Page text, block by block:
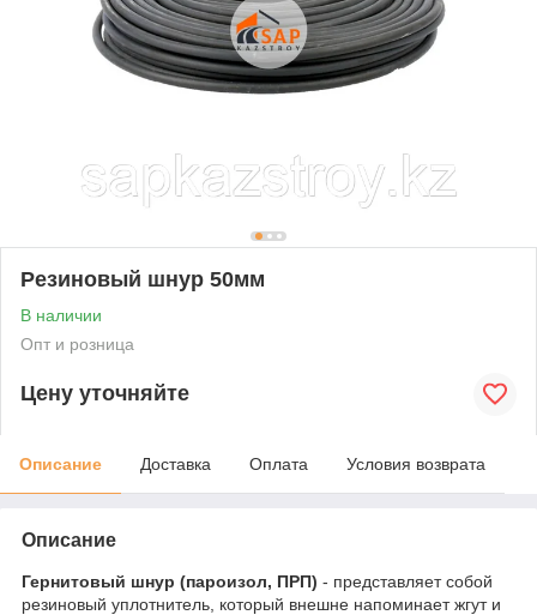
Резиновый шнур 50мм
В наличии
Опт и розница
Цену уточняйте
Описание Доставка Оплата Условия возврата
Описание
Гернитовый шнур (пароизол, ПРП) - представляет собой
резиновый уплотнитель, который внешне напоминает жгут и